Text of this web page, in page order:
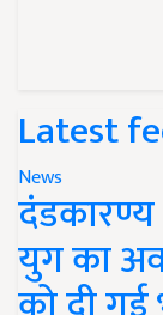
Latest
News
युग का